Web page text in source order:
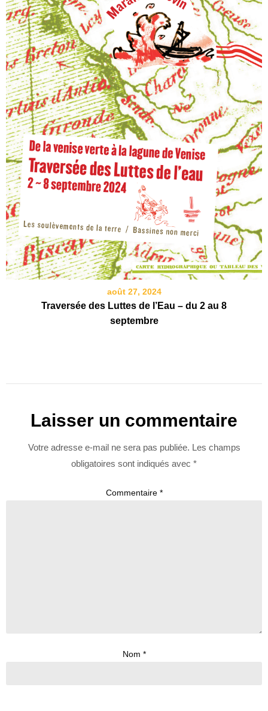
août 27, 2024
Traversée des Luttes de l’Eau – du 2 au 8
septembre
Laisser un commentaire
Votre adresse e-mail ne sera pas publiée. Les champs
obligatoires sont indiqués avec *
Commentaire *
Nom *